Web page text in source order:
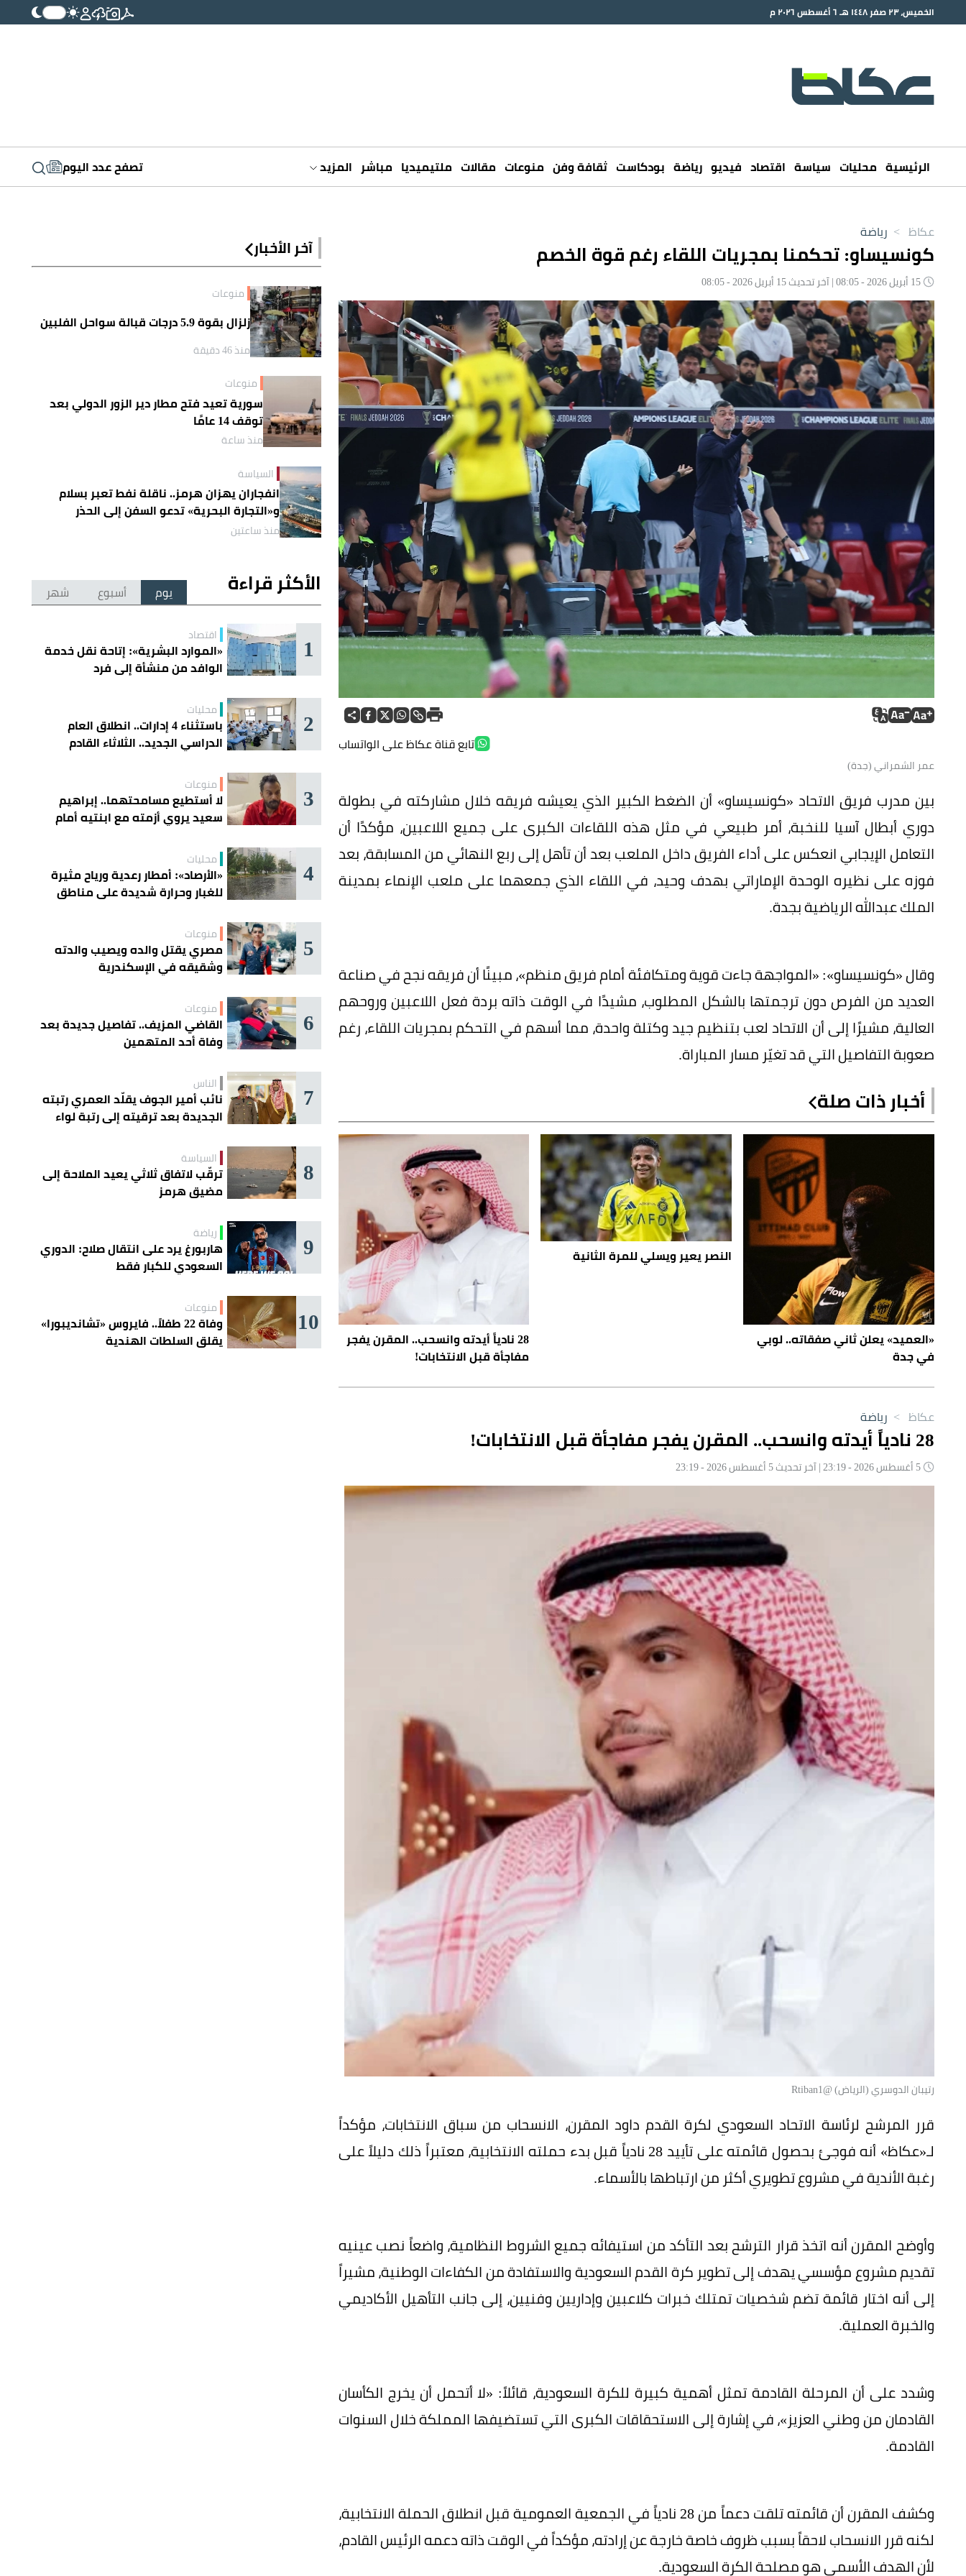
الخميس، ٢٣ صفر ١٤٤٨ هـ ٦ أغسطس ٢٠٢٦ م
الرئيسية محليات سياسة اقتصاد فيديو رياضة بودكاست ثقافة وفن منوعات مقالات ملتيميديا مباشر المزيد تصفح عدد اليوم
عكاظ > رياضة
كونسيساو: تحكمنا بمجريات اللقاء رغم قوة الخصم
تابع قناة عكاظ على الواتساب
عمر الشمراني (جدة)
بين مدرب فريق الاتحاد «كونسيساو» أن الضغط الكبير الذي يعيشه فريقه خلال مشاركته في بطولة
دوري أبطال آسيا للنخبة، أمر طبيعي في مثل هذه اللقاءات الكبرى على جميع اللاعبين، مؤكدًا أن
التعامل الإيجابي انعكس على أداء الفريق داخل الملعب بعد أن تأهل إلى ربع النهائي من المسابقة، بعد
فوزه على نظيره الوحدة الإماراتي بهدف وحيد، في اللقاء الذي جمعهما على ملعب الإنماء بمدينة
الملك عبدالله الرياضية بجدة.
وقال «كونسيساو»: «المواجهة جاءت قوية ومتكافئة أمام فريق منظم»، مبينًا أن فريقه نجح في صناعة
العديد من الفرص دون ترجمتها بالشكل المطلوب، مشيدًا في الوقت ذاته بردة فعل اللاعبين وروحهم
العالية، مشيرًا إلى أن الاتحاد لعب بتنظيم جيد وكتلة واحدة، مما أسهم في التحكم بمجريات اللقاء، رغم
صعوبة التفاصيل التي قد تغيّر مسار المباراة.
أخبار ذات صلة
«العميد» يعلن ثاني صفقاته.. لوبي
في جدة
النصر يعير ويسلي للمرة الثانية
28 نادياً أيدته وانسحب.. المقرن يفجر
مفاجأة قبل الانتخابات!
آخر الأخبار
منوعات
زلزال بقوة 5.9 درجات قبالة سواحل الفلبين
منذ 46 دقيقة
منوعات
سورية تعيد فتح مطار دير الزور الدولي بعد
توقف 14 عامًا
منذ ساعة
السياسة
انفجاران يهزان هرمز.. ناقلة نفط تعبر بسلام
و«التجارة البحرية» تدعو السفن إلى الحذر
منذ ساعتين
الأكثر قراءة يوم أسبوع شهر
1 اقتصاد
«الموارد البشرية»: إتاحة نقل خدمة
الوافد من منشأة إلى فرد
2 محليات
باستثناء 4 إدارات.. انطلاق العام
الدراسي الجديد.. الثلاثاء القادم
3 منوعات
لا أستطيع مسامحتهما.. إبراهيم
سعيد يروي أزمته مع ابنتيه أمام
4 محليات
«الأرصاد»: أمطار رعدية ورياح مثيرة
للغبار وحرارة شديدة على مناطق
5 منوعات
مصري يقتل والده ويصيب والدته
وشقيقه في الإسكندرية
6 منوعات
القاضي المزيف.. تفاصيل جديدة بعد
وفاة أحد المتهمين
7 الناس
نائب أمير الجوف يقلّد العمري رتبته
الجديدة بعد ترقيته إلى رتبة لواء
8 السياسة
ترقّب لاتفاق ثلاثي يعيد الملاحة إلى
مضيق هرمز
9 رياضة
هاربورغ يرد على انتقال صلاح: الدوري
السعودي للكبار فقط
10 منوعات
وفاة 22 طفلاً.. فايروس «تشانديبورا»
يقلق السلطات الهندية
عكاظ > رياضة
28 نادياً أيدته وانسحب.. المقرن يفجر مفاجأة قبل الانتخابات!
رتيبان الدوسري (الرياض) @Rtiban1
قرر المرشح لرئاسة الاتحاد السعودي لكرة القدم داود المقرن، الانسحاب من سباق الانتخابات، مؤكداً
لـ«عكاظ» أنه فوجئ بحصول قائمته على تأييد 28 نادياً قبل بدء حملته الانتخابية، معتبراً ذلك دليلاً على
رغبة الأندية في مشروع تطويري أكثر من ارتباطها بالأسماء.
وأوضح المقرن أنه اتخذ قرار الترشح بعد التأكد من استيفائه جميع الشروط النظامية، واضعاً نصب عينيه
تقديم مشروع مؤسسي يهدف إلى تطوير كرة القدم السعودية والاستفادة من الكفاءات الوطنية، مشيراً
إلى أنه اختار قائمة تضم شخصيات تمتلك خبرات كلاعبين وإداريين وفنيين، إلى جانب التأهيل الأكاديمي
والخبرة العملية.
وشدد على أن المرحلة القادمة تمثل أهمية كبيرة للكرة السعودية، قائلاً: «لا أتحمل أن يخرج الكأسان
القادمان من وطني العزيز»، في إشارة إلى الاستحقاقات الكبرى التي تستضيفها المملكة خلال السنوات
القادمة.
وكشف المقرن أن قائمته تلقت دعماً من 28 نادياً في الجمعية العمومية قبل انطلاق الحملة الانتخابية،
لكنه قرر الانسحاب لاحقاً بسبب ظروف خاصة خارجة عن إرادته، مؤكداً في الوقت ذاته دعمه الرئيس القادم،
لأن الهدف الأسمى هو مصلحة الكرة السعودية.